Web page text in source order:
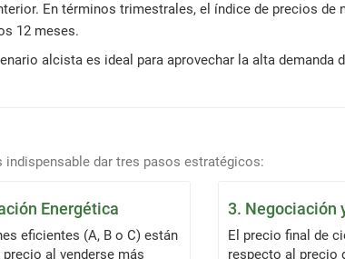
En términos trimestrales, el índice de precios de
12 meses.
alcista es ideal para aprovechar la alta demanda
indispensable dar tres pasos estratégicos:
Energética
al venderse más
3. Negociación
El precio final de cierre suele oscilar entre un 5% y un 10%
respecto al precio